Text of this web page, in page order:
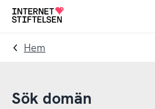
Till
navigering
Till
innehåll
Till
Hem
Sök domän